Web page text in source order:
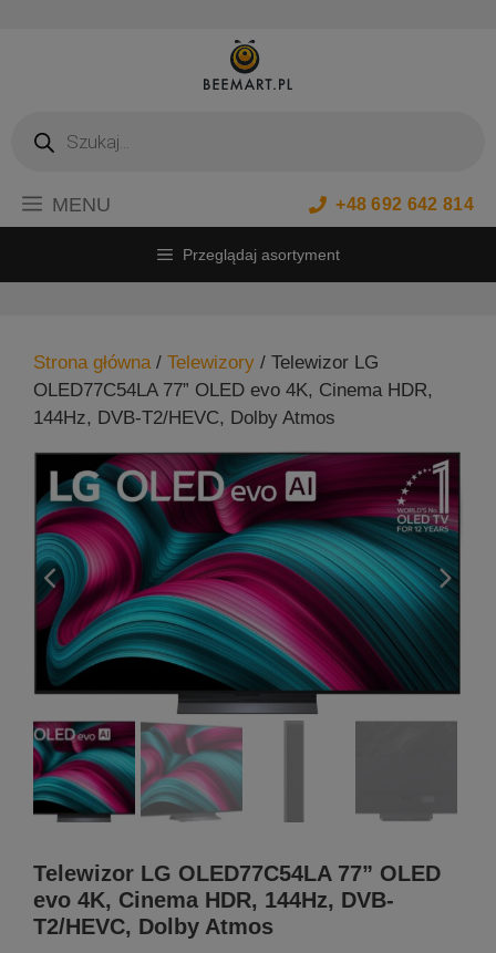
produktów
+48 692 642 814
MENU
Przeglądaj asortyment
Strona główna/ Telewizory / Telewizor LG
OLED77C54LA 77” OLED evo 4K, Cinema HDR,
144Hz, DVB-T2/HEVC, Dolby Atmos
Telewizor LG OLED77C54LA 77” OLED
evo 4K, Cinema HDR, 144Hz, DVB-
T2/HEVC, Dolby Atmos